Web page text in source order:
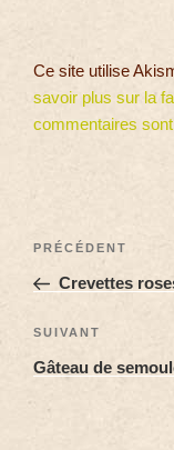
Ce site utilise
savoir plus sur la
commentaires
PRÉCÉDENT
Crevettes
SUIVANT
Gâteau de